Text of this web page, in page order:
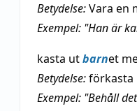
Betydelse:Vara en
Exempel: "Han är
kasta utbarnet
Betydelse:förkasta
Exempel: "Behåll